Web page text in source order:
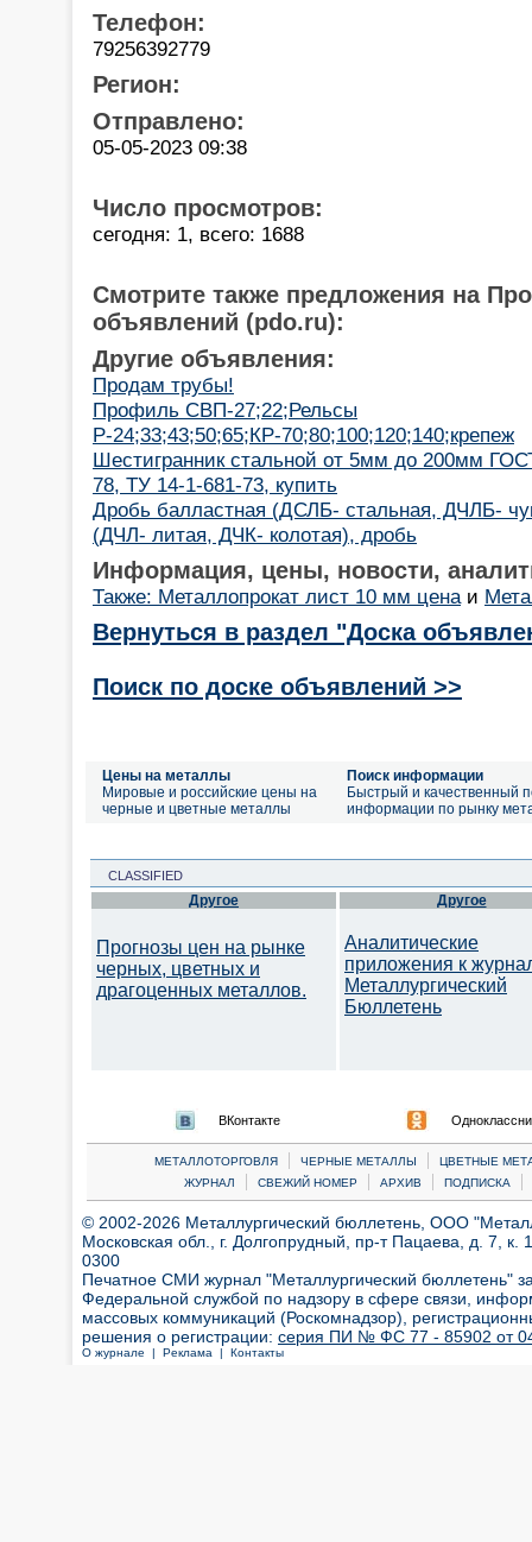
Телефон:
79256392779
Регион:
Отправлено:
05-05-2023 09:38
Число просмотров:
сегодня: 1, всего: 1688
Смотрите также предложения на
объявлений (pdo.ru):
Другие объявления:
Продам трубы!
Профиль СВП-27;22;Рельсы
Р-24;33;43;50;65;КР-70;80;100;120;140;крепеж
Шестигранник стальной от 5мм до 200мм
78, ТУ 14-1-681-73, купить
Дробь балластная (ДСЛБ- стальная, ДЧЛБ-
(ДЧЛ- литая, ДЧК- колотая), дробь
Информация, цены, новости,
Также: Металлопрокат лист 10 мм цена и
Вернуться в раздел "Доска
Поиск по доске объявлений >>
Цены на металлы
Мировые и российские цены на
черные и цветные металлы
Поиск информации
Быстрый и качественный
информации по рынку
CLASSIFIED
Другое
Прогнозы цен на рынке
черных, цветных и
драгоценных металлов.
Другое
Аналитические
приложения к
Металлургический
Бюллетень
ВКонтакте
МЕТАЛЛОТОРГОВЛЯ | ЧЕРНЫЕ МЕТАЛЛЫ |
ЦВЕТНЫЕ
ЖУРНАЛ
| СВЕЖИЙ НОМЕР | АРХИВ | ПОДПИСКА |
© 2002-2026 Металлургический бюллетень, ООО
Московская обл., г. Долгопрудный, пр-т Пацаева, д. 7,
0300
Печатное СМИ журнал "Металлургический бюллетень"
Федеральной службой по надзору в сфере связи,
массовых коммуникаций (Роскомнадзор),
решения о регистрации: серия ПИ № ФС 77 - 85902 от 04
О журнале | Реклама | Контакты